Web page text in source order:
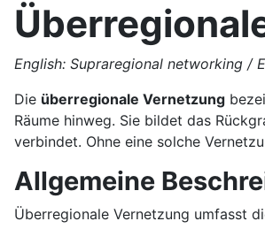
English: Supraregional networking /
Die überregionale Vernetzung
Räume hinweg. Sie bildet das
verbindet. Ohne eine solche
Allgemeine
Überregionale Vernetzung umfasst